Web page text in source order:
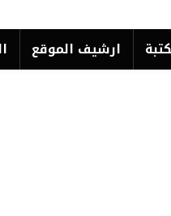
ارشیف الموقع